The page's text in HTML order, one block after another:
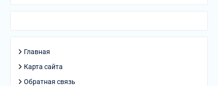
Главная
Карта сайта
Обратная связь